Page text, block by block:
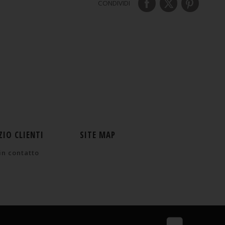
CONDIVIDI
CLIENTI
contatto
SITE MAP